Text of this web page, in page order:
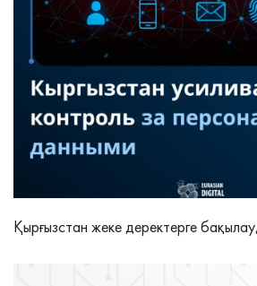
Қырғызстан жеке деректерге